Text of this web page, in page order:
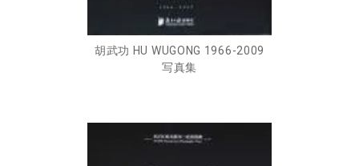
胡武功 HU WUGONG 1966-2009
写真集